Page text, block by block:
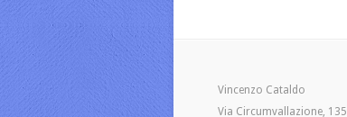
Vincenzo Cataldo
Via Circumvallazione, 135